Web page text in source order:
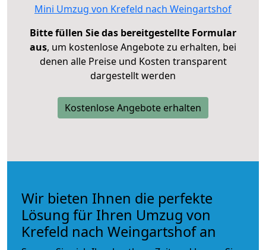
Mini Umzug von Krefeld nach Weingartshof
Bitte füllen Sie das bereitgestellte Formular
aus, um kostenlose Angebote zu erhalten, bei
denen alle Preise und Kosten transparent
dargestellt werden
Kostenlose Angebote erhalten
Wir bieten Ihnen die perfekte
Lösung für Ihren Umzug von
Krefeld nach Weingartshof an